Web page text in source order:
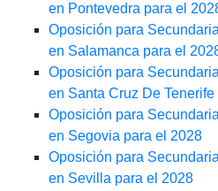
en Pontevedra para el
Oposición para
en Salamanca para el
Oposición para
en Santa Cruz De
Oposición para
en Segovia para el 2028
Oposición para
en Sevilla para el 2028